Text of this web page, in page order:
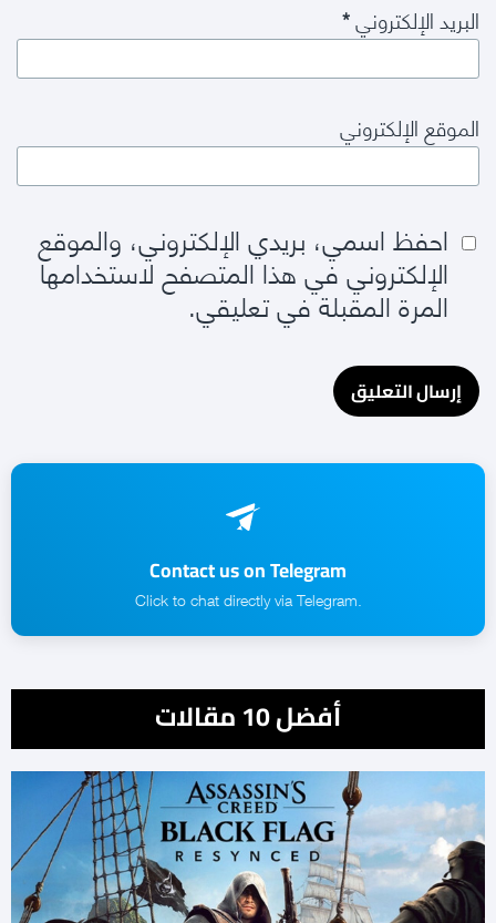
البريد الإلكتروني*
الموقع الإلكتروني
احفظ اسمي، بريدي الإلكتروني، والموقع
الإلكتروني في هذا المتصفح لاستخدامها
المرة المقبلة في تعليقي.
Contact us on Telegram
.Click to chat directly via Telegram
أفضل 10 مقالات